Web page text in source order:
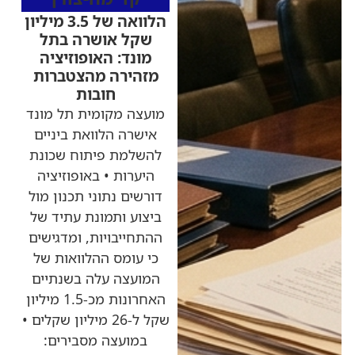
הלוואה של 3.5 מיליון
שקל אושרה בתל
מונד: האופוזיציה
מזהירה מהצטברות
חובות
מועצה מקומית תל מונד
אישרה הלוואת ביניים
להשלמת פיתוח שכונת
היערות • באופוזיציה
דורשים נתוני תכנון מול
ביצוע ותמונת עתיד של
ההתחייבויות, ומדגישים
כי עומס ההלוואות של
המועצה עלה בשנתיים
האחרונות מכ-1.5 מיליון
שקל ל-26 מיליון שקלים •
במועצה מסבירים: